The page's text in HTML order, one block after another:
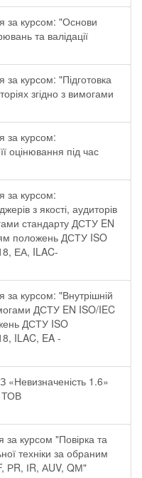
за курсом: "Основи
та валідації
за курсом: "Підготовка
згідно з вимогами
за курсом:
оцінювання під час
за курсом:
з якості, аудиторів
стандарту ДСТУ EN
положень ДСТУ ISO
ЕА, ILAC-
за курсом: "Внутрішній
ДСТУ EN ISO/IEC
ДСТУ ISO
ILAC, EA -
1.6»
ТОВ
за курсом "Повірка та
техніки за обраним
РR, ІR, АUV, QМ"